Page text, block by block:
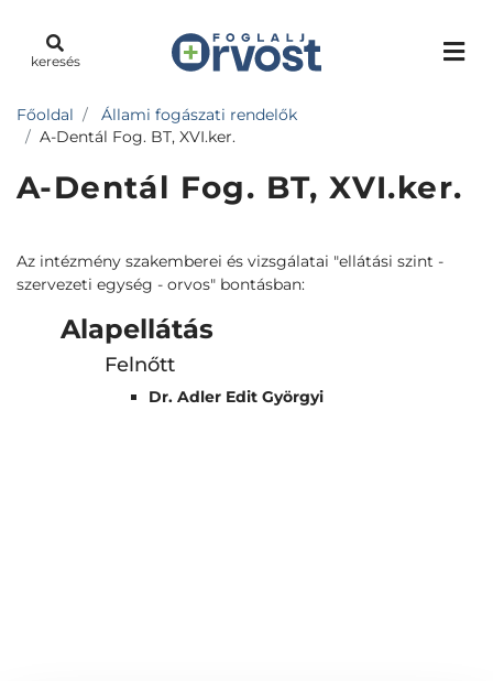
keresés
Főoldal
Állami fogászati rendelők
A-Dentál Fog. BT, XVI.ker.
A-Dentál Fog. BT, XVI.ker.
Az intézmény szakemberei és vizsgálatai "ellátási szint -
szervezeti egység - orvos" bontásban:
Alapellátás
Felnőtt
Dr. Adler Edit Györgyi